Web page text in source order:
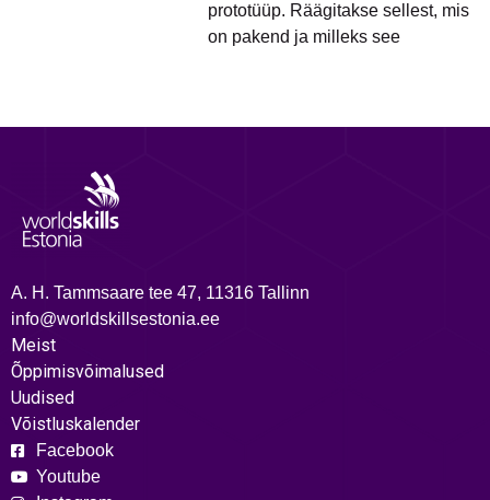
prototüüp. Räägitakse sellest, mis
on pakend ja milleks see
A. H. Tammsaare tee 47, 11316 Tallinn
info@worldskillsestonia.ee
Meist
Õppimisvõimalused
Uudised
Võistluskalender
Facebook
Youtube